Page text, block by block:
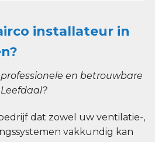
installateur in
en betrouwbare
dat zowel uw ventilatie-,
vakkundig kan